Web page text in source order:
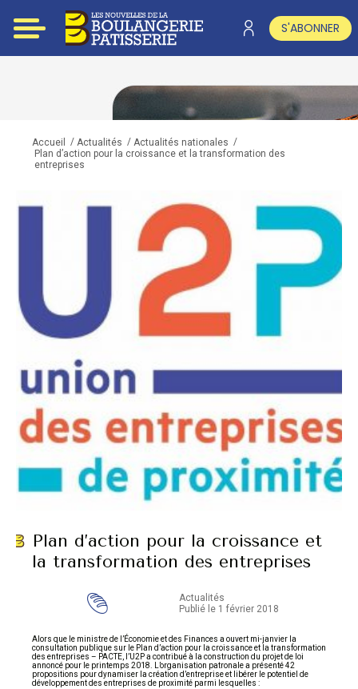
S'ABONNER
Accueil / Actualités / Actualités nationales /
Plan d’action pour la croissance et la transformation des
entreprises
Plan d’action pour la croissance et
la transformation des entreprises
Actualités
Publié le 1 février 2018
Alors que le ministre de l’Économie et des Finances a ouvert mi-janvier la
consultation publique sur le Plan d’action pour la croissance et la transformation
des entreprises – PACTE, l’U2P a contribué à la construction du projet de loi
annoncé pour le printemps 2018. L’organisation patronale a présenté 42
propositions pour dynamiser la création d’entreprise et libérer le potentiel de
développement des entreprises de proximité parmi lesquelles :